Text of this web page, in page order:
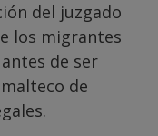
del juzgado
los migrantes
de ser
de